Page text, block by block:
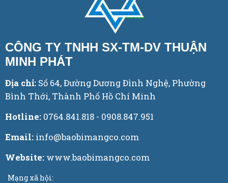
CÔNG TY TNHH SX-TM-DV THUẬN
MINH PHÁT
Địa chỉ: Số 64, Đường Dương Đình Nghệ, Phường
Bình Thới, Thành Phố Hồ Chí Minh
Hotline: 0764.841.818 - 0908.847.951
Email: info@baobimangco.com
Website: www.baobimangco.com
Mạng xã hội: